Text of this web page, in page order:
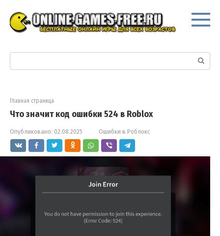
контенту
Поиск:
Главная страница
Что значит код ошибки 524 в Roblox
Опубликовано: 02.08.2025 Ошибки в Роблокс